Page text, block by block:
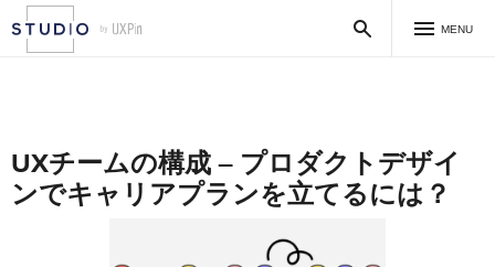
MENU
UXチームの構成 – プロダクトデザイ
ンでキャリアプランを立てるには？